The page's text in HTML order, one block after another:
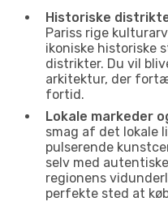
Historiske
Pariss rige
ikoniske historiske
distrikter. Du vil
arkitektur, der
fortid.
Lokale markeder
smag af det lokale
pulserende
selv med
regionens
perfekte sted at